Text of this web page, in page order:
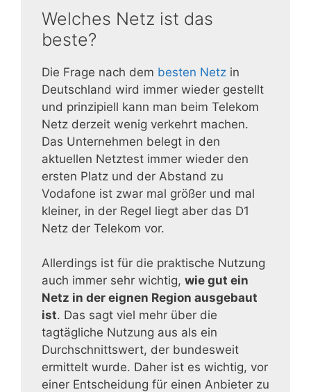
Welches Netz ist das
beste?
Die Frage nach dem besten Netz in
Deutschland wird immer wieder gestellt
und prinzipiell kann man beim Telekom
Netz derzeit wenig verkehrt machen.
Das Unternehmen belegt in den
aktuellen Netztest immer wieder den
ersten Platz und der Abstand zu
Vodafone ist zwar mal größer und mal
kleiner, in der Regel liegt aber das D1
Netz der Telekom vor.
Allerdings ist für die praktische Nutzung
auch immer sehr wichtig, wie gut ein
Netz in der eignen Region ausgebaut
ist. Das sagt viel mehr über die
tagtägliche Nutzung aus als ein
Durchschnittswert, der bundesweit
ermittelt wurde. Daher ist es wichtig, vor
einer Entscheidung für einen Anbieter zu